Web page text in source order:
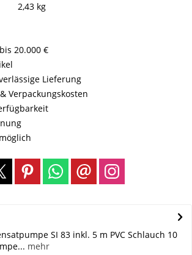
2,43 kg
20.000 €
Lieferung
Verpackungskosten
SI 83 inkl. 5 m PVC Schlauch 10
mehr